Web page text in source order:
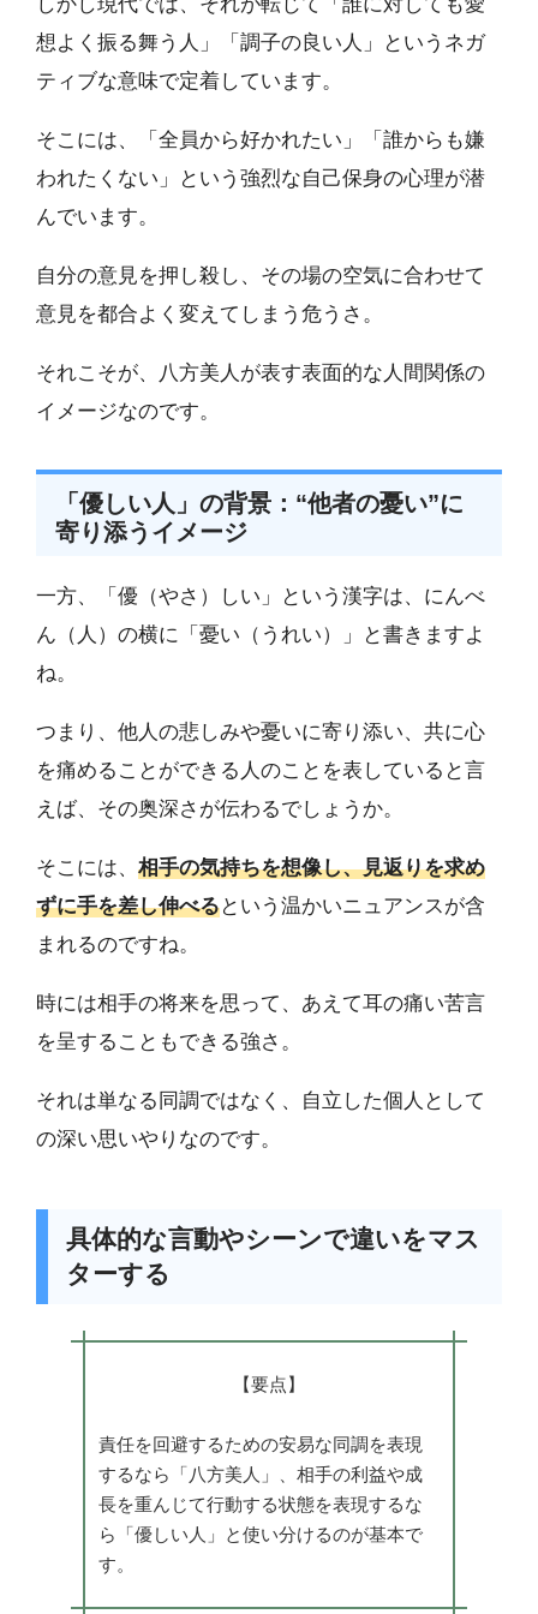
想よく振る舞う人」「調子の良い人」というネガ
ティブな意味で定着しています。
そこには、「全員から好かれたい」「誰からも嫌
われたくない」という強烈な自己保身の心理が潜
んでいます。
自分の意見を押し殺し、その場の空気に合わせて
意見を都合よく変えてしまう危うさ。
それこそが、八方美人が表す表面的な人間関係の
イメージなのです。
「優しい人」の背景：“他者の憂い”に
寄り添うイメージ
一方、「優（やさ）しい」という漢字は、にんべ
ん（人）の横に「憂い（うれい）」と書きますよ
ね。
つまり、他人の悲しみや憂いに寄り添い、共に心
を痛めることができる人のことを表していると言
えば、その奥深さが伝わるでしょうか。
そこには、 相手の気持ちを想像し、見返りを求め
ずに手を差し伸べるという温かいニュアンスが含
まれるのですね。
時には相手の将来を思って、あえて耳の痛い苦言
を呈することもできる強さ。
それは単なる同調ではなく、自立した個人として
の深い思いやりなのです。
具体的な言動やシーンで違いをマス
ターする
【要点】
責任を回避するための安易な同調を表現
するなら「八方美人」、相手の利益や成
長を重んじて行動する状態を表現するな
ら「優しい人」と使い分けるのが基本で
す。